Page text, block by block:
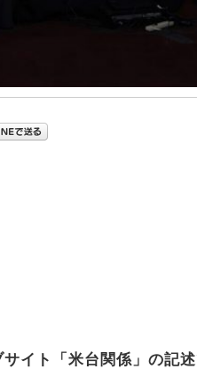
サイト「米台関係」の記